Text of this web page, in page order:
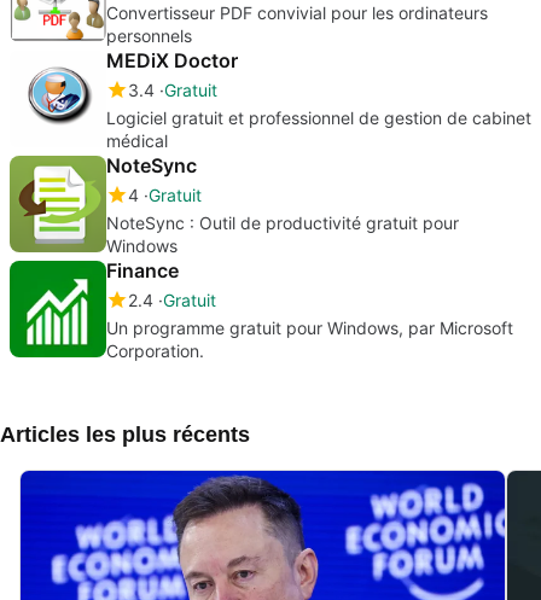
Convertisseur PDF convivial pour les ordinateurs
personnels
MEDiX Doctor
3.4 Gratuit
Logiciel gratuit et professionnel de gestion de cabinet
médical
NoteSync
4 Gratuit
NoteSync : Outil de productivité gratuit pour
Windows
Finance
2.4 Gratuit
Un programme gratuit pour Windows, par Microsoft
Corporation.
Articles les plus récents